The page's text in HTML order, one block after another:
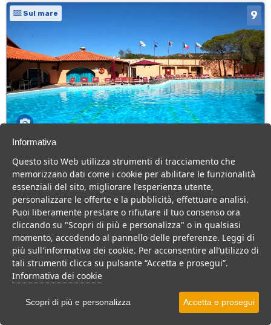
Sul mare 9
Sardegna > Arzachena > Baia Sardinia
130 Camere
Villaggio sul mare della Costa Smeralda, animazione e buona
cucina per una vacanza indimenticabile.
Villaggio Resort Hotel
VEDI SU MAPPA
Informativa
Questo sito Web utilizza strumenti di tracciamento che
memorizzano dati come i cookie per abilitare le funzionalità
essenziali del sito, migliorare l'esperienza utente,
personalizzare le offerte e la pubblicità, effettuare analisi.
Puoi liberamente prestare o rifiutare il tuo consenso ora
cliccando su "Scopri di più e personalizza" o in qualsiasi
momento, accedendo al pannello delle preferenze. Leggi di
più sull'informativa dei cookie. Per acconsentire all’utilizzo di
tali strumenti clicca su pulsante “Accetta e prosegui”.
Informativa dei cookie
Scopri di più e personalizza Accetta e prosegui